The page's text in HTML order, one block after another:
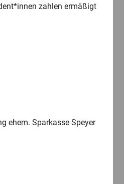
zahlen ermäßigt
ehem. Sparkasse Speyer